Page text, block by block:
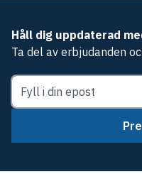
Håll dig uppdaterad
Ta del av erbjudanden